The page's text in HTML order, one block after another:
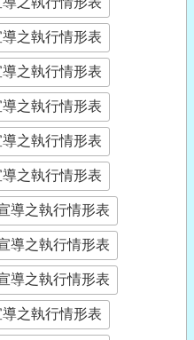
之執行情形表
之執行情形表
之執行情形表
之執行情形表
之執行情形表
導之執行情形表
導之執行情形表
導之執行情形表
之執行情形表